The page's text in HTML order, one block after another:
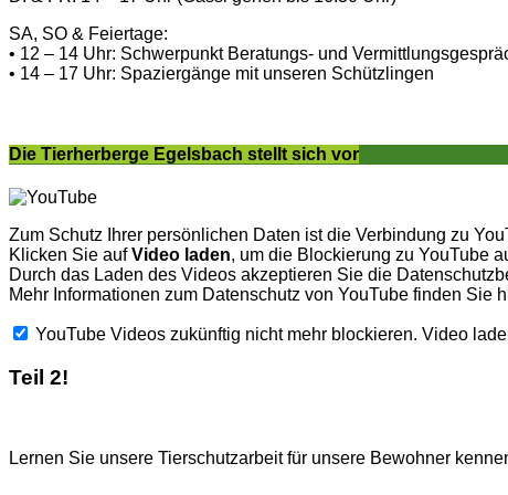
SA, SO & Feiertage:
• 12 – 14 Uhr: Schwerpunkt Beratungs- und
• 14 – 17 Uhr: Spaziergänge mit unseren Schützlingen
Die Tierherberge Egelsbach stellt sich vor
Zum Schutz Ihrer persönlichen Daten ist die Verbindung zu
Klicken Sie aufVideo laden, um die Blockierung zu YouTube
Durch das Laden des Videos akzeptieren Sie die
Mehr Informationen zum Datenschutz von YouTube finden Sie
YouTube Videos zukünftig nicht mehr blockieren. Video
Teil 2!
Lernen Sie unsere Tierschutzarbeit für unsere Bewohner